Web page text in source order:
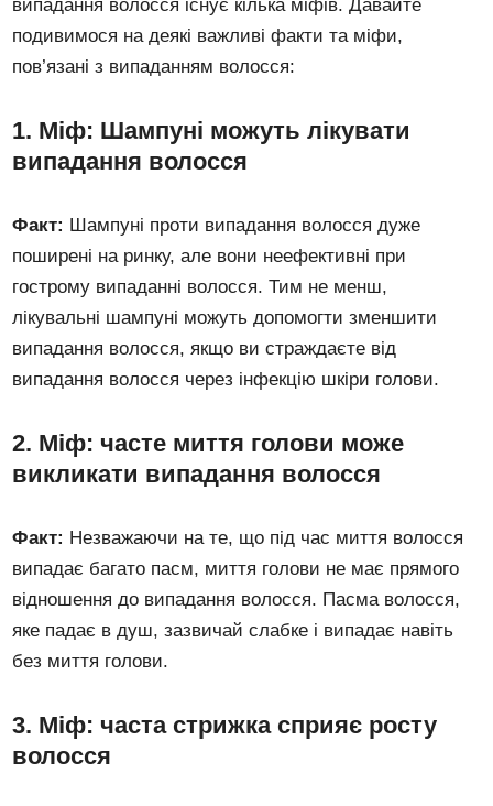
випадання волосся існує кілька міфів. Давайте
подивимося на деякі важливі факти та міфи,
пов’язані з випаданням волосся:
1. Міф: Шампуні можуть лікувати
випадання волосся
Факт: Шампуні проти випадання волосся дуже
поширені на ринку, але вони неефективні при
гострому випаданні волосся. Тим не менш,
лікувальні шампуні можуть допомогти зменшити
випадання волосся, якщо ви страждаєте від
випадання волосся через інфекцію шкіри голови.
2. Міф: часте миття голови може
викликати випадання волосся
Факт: Незважаючи на те, що під час миття волосся
випадає багато пасм, миття голови не має прямого
відношення до випадання волосся. Пасма волосся,
яке падає в душ, зазвичай слабке і випадає навіть
без миття голови.
3. Міф: часта стрижка сприяє росту
волосся